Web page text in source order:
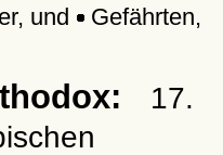
und Gefährten,
17.